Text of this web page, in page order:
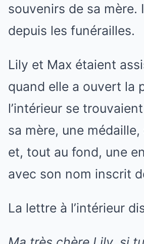
souvenirs de sa mère.
depuis les funérailles.
Lily et Max étaient
quand elle a ouvert la
l’intérieur se
sa mère, une
et, tout au fond, une
avec son nom inscrit
La lettre à l’intérieur